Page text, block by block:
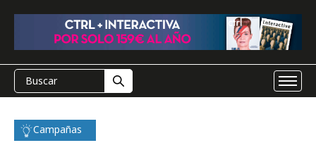
Campañas